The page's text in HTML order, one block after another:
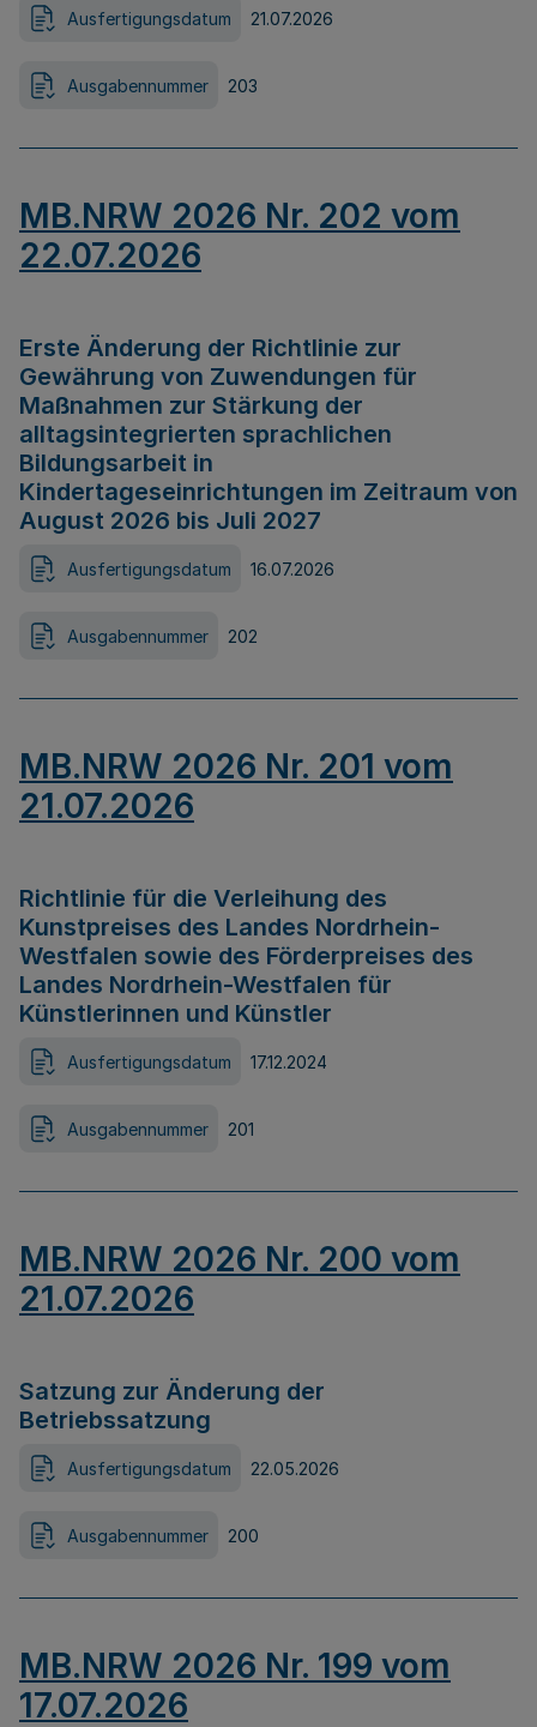
Ausfertigungsdatum 21.07.2026
Ausgabennummer 203
MB.NRW 2026 Nr. 202 vom
22.07.2026
Erste Änderung der Richtlinie zur
Gewährung von Zuwendungen für
Maßnahmen zur Stärkung der
alltagsintegrierten sprachlichen
Bildungsarbeit in
Kindertageseinrichtungen im Zeitraum von
August 2026 bis Juli 2027
Ausfertigungsdatum 16.07.2026
Ausgabennummer 202
MB.NRW 2026 Nr. 201 vom
21.07.2026
Richtlinie für die Verleihung des
Kunstpreises des Landes Nordrhein-
Westfalen sowie des Förderpreises des
Landes Nordrhein-Westfalen für
Künstlerinnen und Künstler
Ausfertigungsdatum 17.12.2024
Ausgabennummer 201
MB.NRW 2026 Nr. 200 vom
21.07.2026
Satzung zur Änderung der
Betriebssatzung
Ausfertigungsdatum 22.05.2026
Ausgabennummer 200
MB.NRW 2026 Nr. 199 vom
17.07.2026